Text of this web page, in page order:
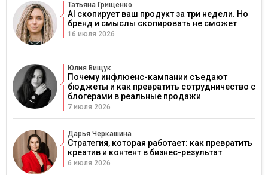
Татьяна Грищенко
AI скопирует ваш продукт за три недели. Но
бренд и смыслы скопировать не сможет
16 июля 2026
Юлия Вищук
Почему инфлюенс-кампании съедают
бюджеты и как превратить сотрудничество с
блогерами в реальные продажи
7 июля 2026
Дарья Черкашина
Стратегия, которая работает: как превратить
креатив и контент в бизнес-результат
6 июля 2026